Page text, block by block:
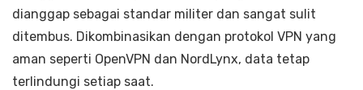
dianggap sebagai standar militer dan sangat sulit
ditembus. Dikombinasikan dengan protokol VPN yang
aman seperti OpenVPN dan NordLynx, data tetap
terlindungi setiap saat.